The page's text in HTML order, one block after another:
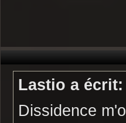
Lastio a écrit:
Dissidence